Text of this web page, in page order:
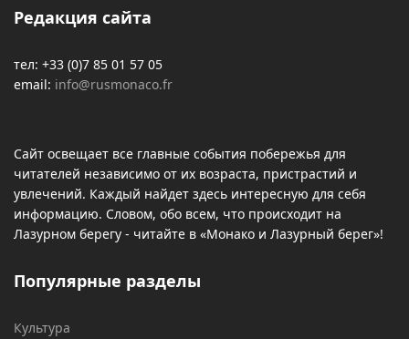
Редакция сайта
тел: +33 (0)7 85 01 57 05
email: info@rusmonaco.fr
Сайт освещает все главные события побережья для
читателей независимо от их возраста, пристрастий и
увлечений. Каждый найдет здесь интересную для себя
информацию. Словом, обо всем, что происходит на
Лазурном берегу - читайте в «Монако и Лазурный берег»!
Популярные разделы
Культура